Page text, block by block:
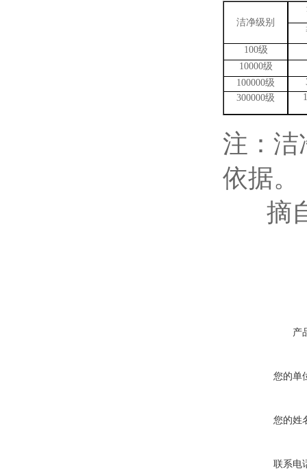
洁净级别
100级
10000级
100000级
300000级
注：洁
依据。
摘
产
您的单
您的姓
联系电